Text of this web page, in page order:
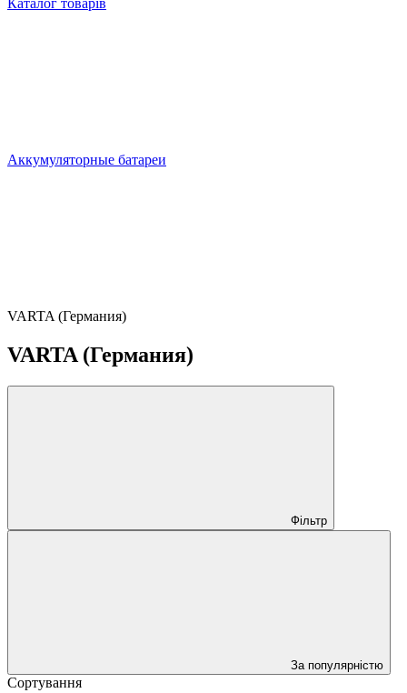
Каталог товарів
Аккумуляторные батареи
VARTA (Германия)
VARTA (Германия)
Фільтр
За популярністю
Сортування